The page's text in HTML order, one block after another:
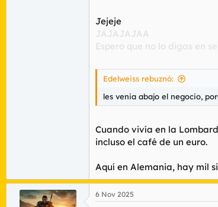
Jejeje
JAJAJAJAA
Espero que no lo digas en
Edelweiss rebuznó:
les venia abajo el negocio,
Cuando vivía en la
incluso el café de un euro.
Aquí en Alemania, hay mil
6 Nov 2025